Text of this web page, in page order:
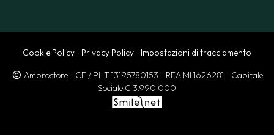
Cookie Policy Privacy Policy Impostazioni di tracciamento
Ambrostore - CF / PI IT 13195780153 - REA MI 1626281 - Capitale
Sociale € 3.990.000